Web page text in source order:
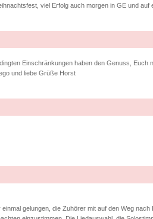
viel Erfolg auch morgen in GE und
Einschränkungen haben den Genuss,
und liebe Grüße Horst
gelungen, die Zuhörer mit auf den Weg